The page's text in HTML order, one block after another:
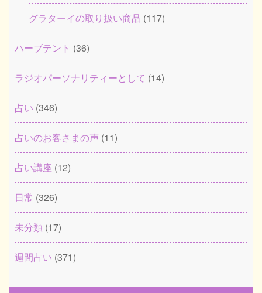
グラターイの取り扱い商品 (117)
ハーブテント (36)
ラジオパーソナリティーとして (14)
占い (346)
占いのお客さまの声 (11)
占い講座 (12)
日常 (326)
未分類 (17)
週間占い (371)